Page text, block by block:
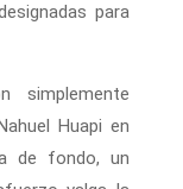
para
simplemente
Huapi en
de fondo, un